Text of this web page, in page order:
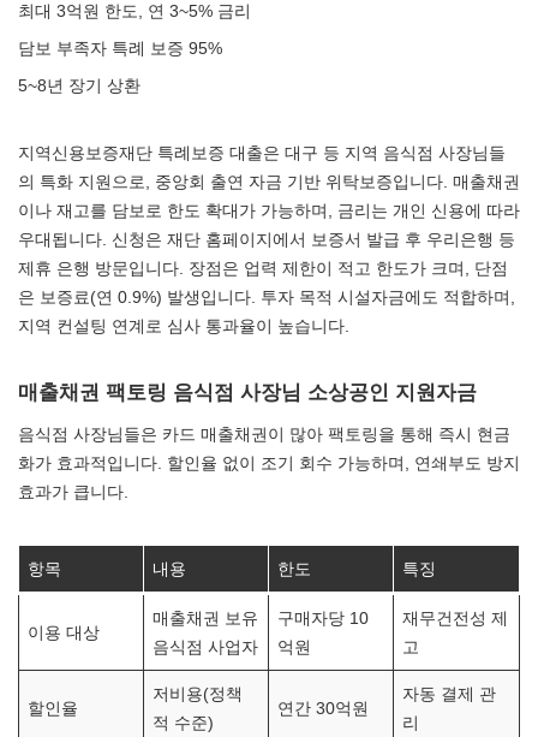
최대 3억원 한도, 연 3~5% 금리
담보 부족자 특례 보증 95%
5~8년 장기 상환
지역신용보증재단 특례보증 대출은 대구 등 지역 음식점 사장님들
의 특화 지원으로, 중앙회 출연 자금 기반 위탁보증입니다. 매출채권
이나 재고를 담보로 한도 확대가 가능하며, 금리는 개인 신용에 따라
우대됩니다. 신청은 재단 홈페이지에서 보증서 발급 후 우리은행 등
제휴 은행 방문입니다. 장점은 업력 제한이 적고 한도가 크며, 단점
은 보증료(연 0.9%) 발생입니다. 투자 목적 시설자금에도 적합하며,
지역 컨설팅 연계로 심사 통과율이 높습니다.
매출채권 팩토링 음식점 사장님 소상공인 지원자금
음식점 사장님들은 카드 매출채권이 많아 팩토링을 통해 즉시 현금
화가 효과적입니다. 할인율 없이 조기 회수 가능하며, 연쇄부도 방지
효과가 큽니다.
항목 내용 한도 특징
이용 대상
매출채권 보유
음식점 사업자
구매자당 10
억원
재무건전성 제
고
할인율
저비용(정책
적 수준)
연간 30억원
자동 결제 관
리